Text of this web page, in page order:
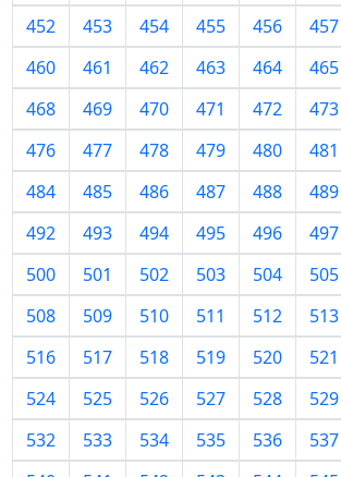
452 453 454 455 456 457
460
461 462 463 464 465
468
469 470 471 472 473
476
477 478 479 480 481
484
485 486 487 488 489
492
493 494 495 496 497
500
501 502 503 504 505
508
509 510 511 512 513
516
517 518 519 520 521
524
525 526 527 528 529
532
533 534 535 536 537